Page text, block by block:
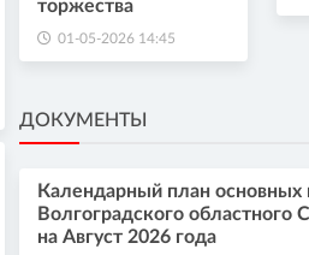
торжества
01-05-2026 14:45
ДОКУМЕНТЫ
Календарный план основных
Волгоградского областного
на Август 2026 года